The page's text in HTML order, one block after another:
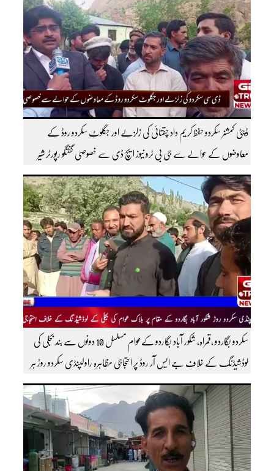
ڈپٹی کمشنر سکردو حفظ کریم داد چقتائی کی زلزلے اور جگلوٹ سکردو روڈ کے
معاوضوں کے حوالے سے جی بی ٹرو نیوز ایچ ڈی سے خصوصی گفتگو رپورٹر شیر
افضل روندو
سکردو بگاردو ،قمراہ، شکور آباد بگاردو کےعوام مسلسل 10 دونوں سے بند بجلی کی
لوڈشیڈنگ کے خلاف جے ایس آر روڈ پر احتجاجی مظاہرہ راولپنڈی سکردو روڑ ہر
قسم کی ٹریفک کے لئے بند۔۔ مزید اپڈیٹس کے لیے ہمارے یوٹیوب چینل کو
سبسکرائب کریں